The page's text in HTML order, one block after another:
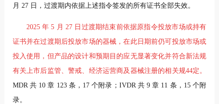
月 27 日，过渡期内依据上述指令签发的所有证书全部失效。
2025 年 5 月 27 日过渡期结束前依据原指令投放市场或持有
证书并在过渡期后投放市场的器械，在此日期前仍可投放市场或
投入使用，但产品的设计和预期目的应无显著变化并符合新法规
有关上市后监管、警戒、经济运营商及器械注册的相关规44定。
MDR 共 10 章 123 条，17 个附录；IVDR 共 9 章 11 条，15 个附
录。